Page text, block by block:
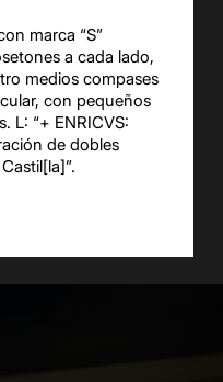
marca “S”
a cada lado,
medios compases
con pequeños
L: “+ ENRICVS:
de dobles